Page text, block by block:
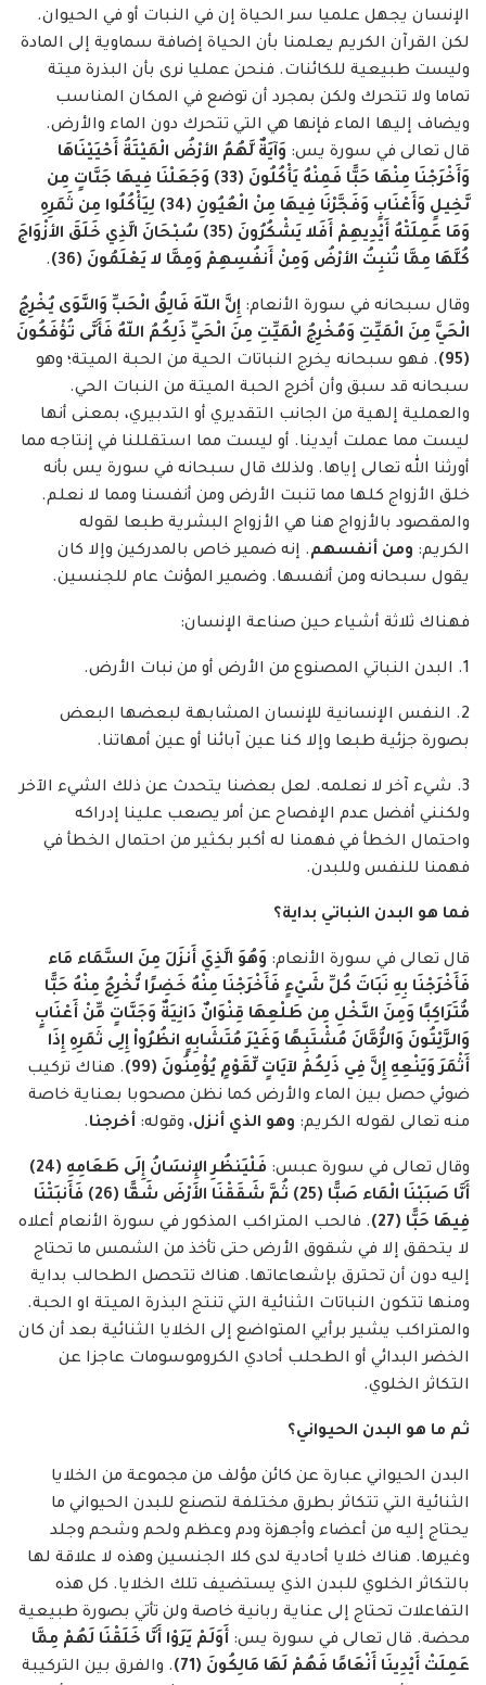
الإنسان يجهل علميا سر الحياة إن في النبات أو في الحيوان.
لكن القرآن الكريم يعلمنا بأن الحياة إضافة سماوية إلى المادة
وليست طبيعية للكائنات. فنحن عمليا نرى بأن البذرة ميتة
تماما ولا تتحرك ولكن بمجرد أن توضع في المكان المناسب
ويضاف إليها الماء فإنها هي التي تتحرك دون الماء والأرض.
قال تعالى في سورة يس: وَآيَةٌ لَّهُمُ الأرْضُ الْمَيْتَةُ أَحْيَيْنَاهَا
وَأَخْرَجْنَا مِنْهَا حَبًّا فَمِنْهُ يَأْكُلُونَ (33) وَجَعَلْنَا فِيهَا جَنَّاتٍ مِن
نَّخِيلٍ وَأَعْنَابٍ وَفَجَّرْنَا فِيهَا مِنْ الْعُيُونِ (34) لِيَأْكُلُوا مِن ثَمَرِهِ
وَمَا عَمِلَتْهُ أَيْدِيهِمْ أَفَلا يَشْكُرُونَ (35) سُبْحَانَ الَّذِي خَلَقَ الأزْوَاجَ
كُلَّهَا مِمَّا تُنبِتُ الأرْضُ وَمِنْ أَنفُسِهِمْ وَمِمَّا لا يَعْلَمُونَ (36)
.
وقال سبحانه في سورة الأنعام: إِنَّ اللّهَ فَالِقُ الْحَبِّ وَالنَّوَى يُخْرِجُ
الْحَيَّ مِنَ الْمَيِّتِ وَمُخْرِجُ الْمَيِّتِ مِنَ الْحَيِّ ذَلِكُمُ اللّهُ فَأَنَّى تُؤْفَكُونَ
(95)
. فهو سبحانه يخرج النباتات الحية من الحبة الميتة؛ وهو
سبحانه قد سبق وأن أخرج الحبة الميتة من النبات الحي.
والعملية إلهية من الجانب التقديري أو التدبيري، بمعنى أنها
ليست مما عملت أيدينا. أو ليست مما استقللنا في إنتاجه مما
أورثنا الله تعالى إياها. ولذلك قال سبحانه في سورة يس بأنه
خلق الأزواج كلها مما تنبت الأرض ومن أنفسنا ومما لا نعلم.
والمقصود بالأزواج هنا هي الأزواج البشرية طبعا لقوله
الكريم: ومن أنفسهم. إنه ضمير خاص بالمدركين وإلا كان
يقول سبحانه ومن أنفسها. وضمير المؤنث عام للجنسين.
فهناك ثلاثة أشياء حين صناعة الإنسان:
1. البدن النباتي المصنوع من الأرض أو من نبات الأرض.
2. النفس الإنسانية للإنسان المشابهة لبعضها البعض
بصورة جزئية طبعا وإلا كنا عين آبائنا أو عين أمهاتنا.
3. شيء آخر لا نعلمه. لعل بعضنا يتحدث عن ذلك الشيء الآخر
ولكنني أفضل عدم الإفصاح عن أمر يصعب علينا إدراكه
واحتمال الخطأ في فهمنا له أكبر بكثير من احتمال الخطأ في
فهمنا للنفس وللبدن.
فما هو البدن النباتي بداية؟
قال تعالى في سورة الأنعام: وَهُوَ الَّذِيَ أَنزَلَ مِنَ السَّمَاء مَاء
فَأَخْرَجْنَا بِهِ نَبَاتَ كُلِّ شَيْءٍ فَأَخْرَجْنَا مِنْهُ خَضِرًا نُّخْرِجُ مِنْهُ حَبًّا
مُّتَرَاكِبًا وَمِنَ النَّخْلِ مِن طَلْعِهَا قِنْوَانٌ دَانِيَةٌ وَجَنَّاتٍ مِّنْ أَعْنَابٍ
وَالزَّيْتُونَ وَالرُّمَّانَ مُشْتَبِهًا وَغَيْرَ مُتَشَابِهٍ انظُرُواْ إِلِى ثَمَرِهِ إِذَا
أَثْمَرَ وَيَنْعِهِ إِنَّ فِي ذَلِكُمْ لآيَاتٍ لِّقَوْمٍ يُؤْمِنُونَ (99)
. هناك تركيب
ضوئي حصل بين الماء والأرض كما نظن مصحوبا بعناية خاصة
منه تعالى لقوله الكريم: وهو الذي أنزل، وقوله: أخرجنا.
وقال تعالى في سورة عبس:
فَلْيَنظُرِ الإِنسَانُ إِلَى طَعَامِهِ (24)
أَنَّا صَبَبْنَا الْمَاء صَبًّا (25) ثُمَّ شَقَقْنَا الأَرْضَ شَقًّا (26) فَأَنبَتْنَا
فِيهَا حَبًّا (27)
. فالحب المتراكب المذكور في سورة الأنعام أعلاه
لا يتحقق إلا في شقوق الأرض حتى تأخذ من الشمس ما تحتاج
إليه دون أن تحترق بإشعاعاتها. هناك تتحصل الطحالب بداية
ومنها تتكون النباتات الثنائية التي تنتج البذرة الميتة او الحبة.
والمتراكب يشير برأيي المتواضع إلى الخلايا الثنائية بعد أن كان
الخضر البدائي أو الطحلب أحادي الكروموسومات عاجزا عن
التكاثر الخلوي.
ثم ما هو البدن الحيواني؟
البدن الحيواني عبارة عن كائن مؤلف من مجموعة من الخلايا
الثنائية التي تتكاثر بطرق مختلفة لتصنع للبدن الحيواني ما
يحتاج إليه من أعضاء وأجهزة ودم وعظم ولحم وشحم وجلد
وغيرها. هناك خلايا أحادية لدى كلا الجنسين وهذه لا علاقة لها
بالتكاثر الخلوي للبدن الذي يستضيف تلك الخلايا. كل هذه
التفاعلات تحتاج إلى عناية ربانية خاصة ولن تأتي بصورة طبيعية
محضة. قال تعالى في سورة يس: أَوَلَمْ يَرَوْا أَنَّا خَلَقْنَا لَهُمْ مِمَّا
عَمِلَتْ أَيْدِينَا أَنْعَامًا فَهُمْ لَهَا مَالِكُونَ (71)
. والفرق بين التركيبة